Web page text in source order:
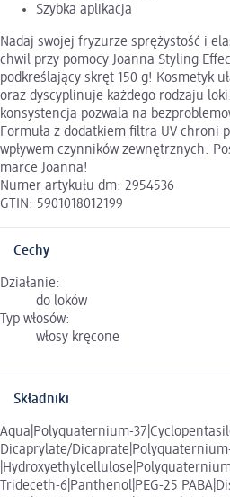
Szybka aplikacja
Nadaj swojej fryzurze sprężystość i
chwil przy pomocy Joanna Styling
podkreślający skręt 150 g! Kosmetyk
oraz dyscyplinuje każdego rodzaju
konsystencja pozwala na
Formuła z dodatkiem filtra UV chroni
wpływem czynników zewnętrznych.
marce Joanna!
Numer artykułu dm: 2954536
GTIN: 5901018012199
Cechy
Działanie:
do loków
Typ włosów:
włosy kręcone
Składniki
Aqua|Polyquaternium-
Dicaprylate/
Trideceth-6|Panthenol|PEG-25